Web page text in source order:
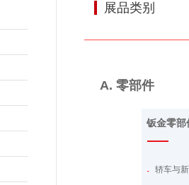
展品类别
A. 零部件
钣金零部
轿车与